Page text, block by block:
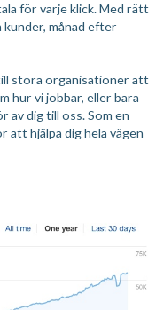
för varje klick. Med rätt
månad efter
stora organisationer att
hur vi jobbar, eller bara
av dig till oss. Som en
att hjälpa dig hela vägen